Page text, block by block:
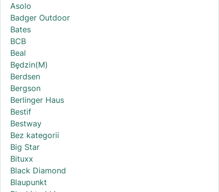
Asolo
Badger Outdoor
Bates
BCB
Beal
Będzin(M)
Berdsen
Bergson
Berlinger Haus
Bestif
Bestway
Bez kategorii
Big Star
Bituxx
Black Diamond
Blaupunkt